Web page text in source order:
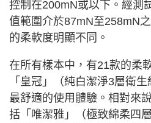
控制在200mN或以下。經測
值範圍介於87mN至258mN
的柔軟度明顯不同。
在所有樣本中，有21款的柔
「皇冠」（純白潔淨3層衛
最舒適的使用體驗。相對來
括「唯潔雅」（極致綿柔四